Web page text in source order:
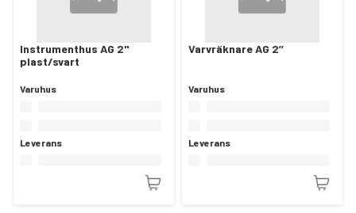
Instrumenthus AG 2"
plast/svart
Varuhus
Leverans
Varvräknare AG 2’’
Varuhus
Leverans